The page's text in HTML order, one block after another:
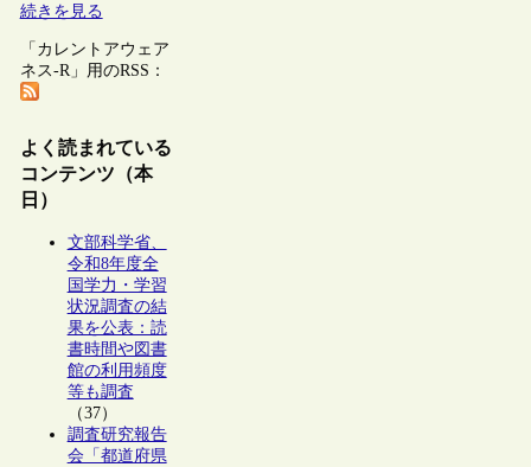
続きを見る
「カレントアウェア
ネス-R」用のRSS：
よく読まれている
コンテンツ（本
日）
文部科学省、
令和8年度全
国学力・学習
状況調査の結
果を公表：読
書時間や図書
館の利用頻度
等も調査
（37）
調査研究報告
会「都道府県